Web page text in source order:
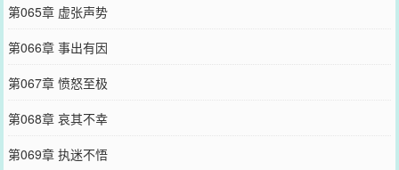
第065章 虚张声势
第066章 事出有因
第067章 愤怒至极
第068章 哀其不幸
第069章 执迷不悟